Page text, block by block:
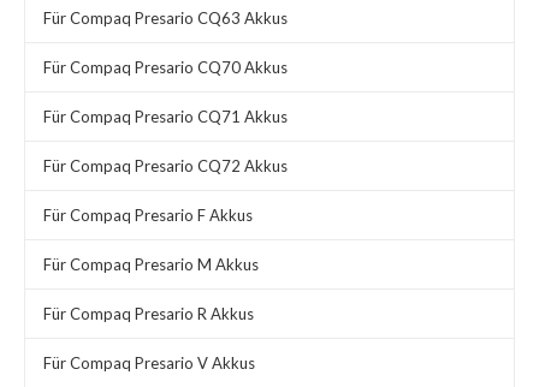
Für Compaq Presario CQ63 Akkus
Für Compaq Presario CQ70 Akkus
Für Compaq Presario CQ71 Akkus
Für Compaq Presario CQ72 Akkus
Für Compaq Presario F Akkus
Für Compaq Presario M Akkus
Für Compaq Presario R Akkus
Für Compaq Presario V Akkus